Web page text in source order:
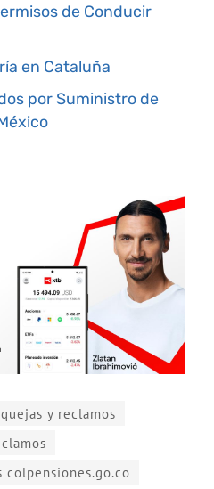
de Conducir
en Cataluña
por Suministro de
y reclamos
colpensiones.go.co